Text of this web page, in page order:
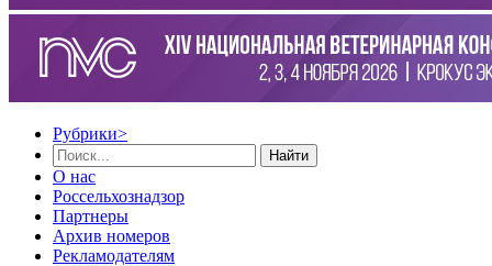
Рубрики>
Найти
О нас
Россельхознадзор
Партнеры
Архив номеров
Рекламодателям